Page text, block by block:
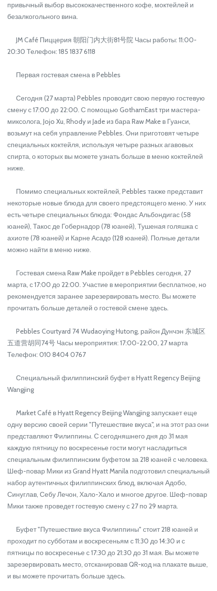
привычный выбор высококачественного кофе, моктейлей и
безалкогольного вина.
JM Café Пиццерия 朝阳门内大街81号院 Часы работы: 11:00-
20:30 Телефон: 185 1837 6118
Первая гостевая смена в Pebbles
Сегодня (27 марта) Pebbles проводит свою первую гостевую
смену с 17:00 до 22:00. С помощью GothamEast три мастера-
миксолога, Jojo Xu, Rhody и Jade из бара Raw Make в Гуанси,
возьмут на себя управление Pebbles. Они приготовят четыре
специальных коктейля, используя четыре разных агавовых
спирта, о которых вы можете узнать больше в меню коктейлей
ниже.
Помимо специальных коктейлей, Pebbles также представит
некоторые новые блюда для своего предстоящего меню. У них
есть четыре специальных блюда: Фондас Альбондигас (58
юаней), Такос де Гобернадор (78 юаней), Тушеная голяшка с
ахиоте (78 юаней) и Карне Асадо (128 юаней). Полные детали
можно найти в меню ниже.
Гостевая смена Raw Make пройдет в Pebbles сегодня, 27
марта, с 17:00 до 22:00. Участие в мероприятии бесплатное, но
рекомендуется заранее зарезервировать место. Вы можете
прочитать больше деталей о гостевой смене здесь.
Pebbles Courtyard 74 Wudaoying Hutong, район Дунчэн 东城区
五道营胡同74号 Часы мероприятия: 17:00-22:00, 27 марта
Телефон: 010 8404 0767
Специальный филиппинский буфет в Hyatt Regency Beijing
Wangjing
Market Café в Hyatt Regency Beijing Wangjing запускает еще
одну версию своей серии "Путешествие вкуса", и на этот раз они
представляют Филиппины. С сегодняшнего дня до 31 мая
каждую пятницу по воскресенье гости могут насладиться
специальным филиппинским буфетом за 218 юаней с человека.
Шеф-повар Мики из Grand Hyatt Manila подготовил специальный
набор аутентичных филиппинских блюд, включая Адобо,
Синуглав, Себу Лечон, Хало-Хало и многое другое. Шеф-повар
Мики также проведет гостевую смену с 27 по 29 марта.
Буфет "Путешествие вкуса Филиппины" стоит 218 юаней и
проходит по субботам и воскресеньям с 11:30 до 14:30 и с
пятницы по воскресенье с 17:30 до 21:30 до 31 мая. Вы можете
зарезервировать место, отсканировав QR-код на плакате выше,
и вы можете прочитать больше здесь.